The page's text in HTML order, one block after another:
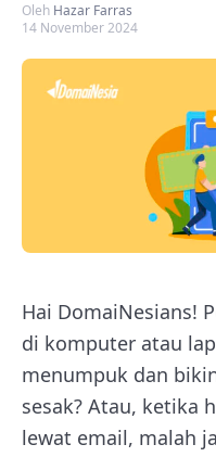
Oleh Hazar Farras
14 November 2024
Hai DomaiNesians!
di komputer atau
menumpuk dan
sesak? Atau, ketika
lewat email, malah